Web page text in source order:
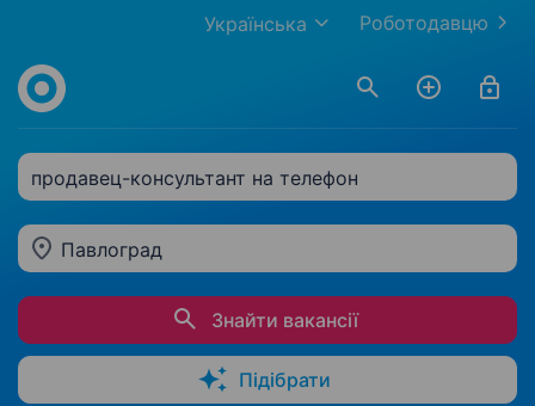
Роботодавцю
Українська
продавец-консультант на телефон
Павлоград
Знайти вакансії
Підібрати